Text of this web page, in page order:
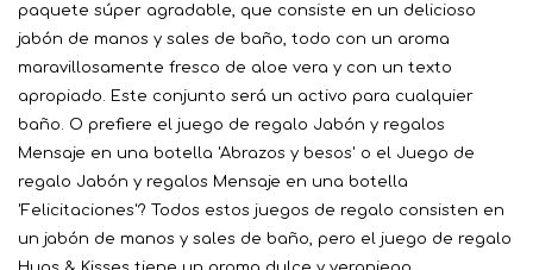
paquete súper agradable, que consiste en un delicioso
jabón de manos y sales de baño, todo con un aroma
maravillosamente fresco de aloe vera y con un texto
apropiado. Este conjunto será un activo para cualquier
baño. O prefiere el juego de regalo Jabón y regalos
Mensaje en una botella 'Abrazos y besos' o el Juego de
regalo Jabón y regalos Mensaje en una botella
'Felicitaciones'? Todos estos juegos de regalo consisten en
un jabón de manos y sales de baño, pero el juego de regalo